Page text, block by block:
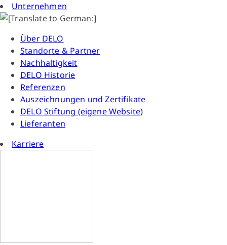
Unternehmen
Über DELO
Standorte & Partner
Nachhaltigkeit
DELO Historie
Referenzen
Auszeichnungen und Zertifikate
DELO Stiftung (eigene Website)
Lieferanten
Karriere